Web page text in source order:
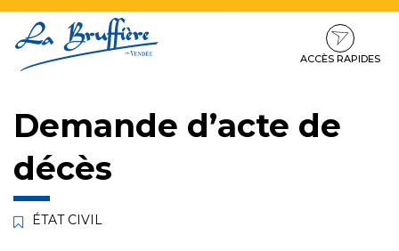
au
contenu
au
ACCÈS RAPIDES
Demande d’acte de
décès
ÉTAT CIVIL